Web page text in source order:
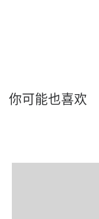
你可能也喜欢